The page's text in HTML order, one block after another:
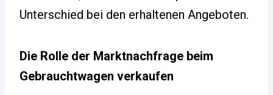
Unterschied bei den erhaltenen Angeboten.
Die Rolle der Marktnachfrage beim
Gebrauchtwagen verkaufen